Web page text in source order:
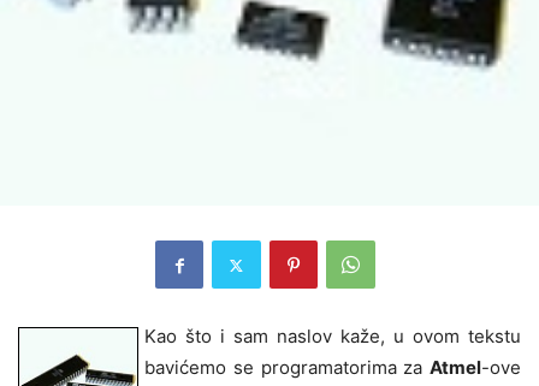
Kao što i sam naslov kaže, u ovom tekstu
bavićemo se programatorima za Atmel-ove